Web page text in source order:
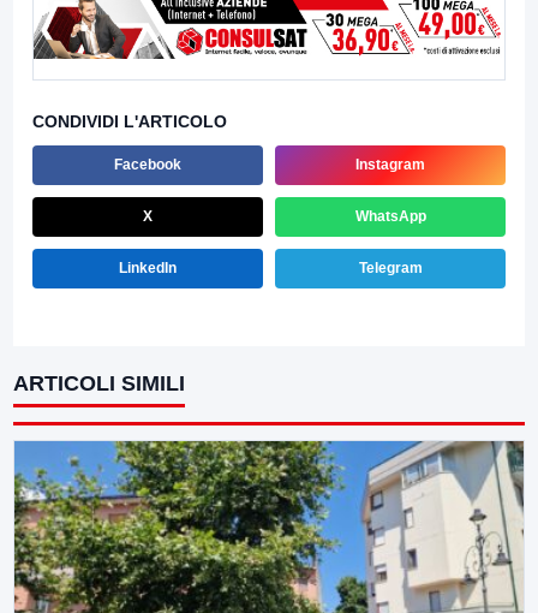
CONDIVIDI L'ARTICOLO
Facebook Instagram
X WhatsApp
LinkedIn Telegram
ARTICOLI SIMILI